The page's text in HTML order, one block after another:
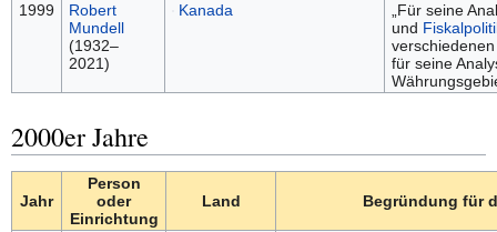
1999
Robert
Mundell
(1932–
2021)
Kanada
„Für seine
und
für seine
2000er Jahre
Jahr
Person
oder
Einrichtung
Land Begründung für